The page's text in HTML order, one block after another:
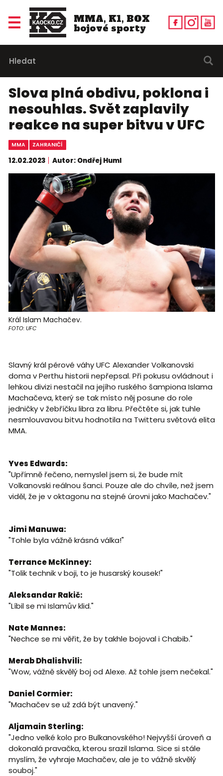
MMA, K1, BOX
bojové sporty
Slova plná obdivu, poklona i
nesouhlas. Svět zaplavily
reakce na super bitvu v UFC
MMA ZAHRANIČÍ
12.02.2023 Autor: Ondřej Huml
Král Islam Machačev.
FOTO: UFC
Slavný král pérové váhy UFC Alexander Volkanovski
doma v Perthu historii nepřepsal. Při pokusu ovládnout i
lehkou divizi nestačil na jejího ruského šampiona Islama
Machačeva, který se tak místo něj posune do role
jedničky v žebříčku libra za libru. Přečtěte si, jak tuhle
nesmlouvavou bitvu hodnotila na Twitteru světová elita
MMA.
Yves Edwards:
"Upřímně řečeno, nemyslel jsem si, že bude mít
Volkanovski reálnou šanci. Pouze ale do chvíle, než jsem
viděl, že je v oktagonu na stejné úrovni jako Machačev."
Jimi Manuwa:
"Tohle byla vážně krásná válka!"
Terrance McKinney:
"Tolik technik v boji, to je husarský kousek!"
Aleksandar Rakič:
"Líbil se mi Islamův klid."
Nate Mannes:
"Nechce se mi věřit, že by takhle bojoval i Chabib."
Merab Dhalishvili:
"Wow, vážně skvělý boj od Alexe. Až tohle jsem nečekal."
Daniel Cormier:
"Machačev se už zdá být unavený."
Aljamain Sterling:
"Jedno velké kolo pro Bulkanovského! Nejvyšší úroveň a
dokonalá pravačka, kterou srazil Islama. Sice si stále
myslím, že vyhraje Machačev, ale je to vážně skvělý
souboj."